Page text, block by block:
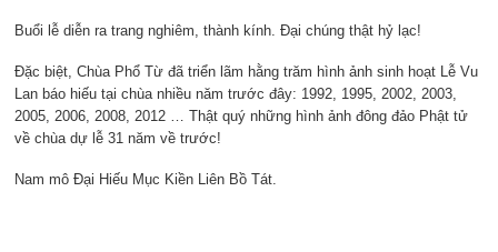
Buổi lễ diễn ra trang nghiêm, thành kính. Đại chúng thật hỷ lạc!
Đặc biệt, Chùa Phổ Từ đã triển lãm hằng trăm hình ảnh sinh hoạt Lễ Vu
Lan báo hiếu tại chùa nhiều năm trước đây: 1992, 1995, 2002, 2003,
2005, 2006, 2008, 2012 … Thật quý những hình ảnh đông đảo Phật tử
về chùa dự lễ 31 năm về trước!
Nam mô Đại Hiếu Mục Kiền Liên Bồ Tát.